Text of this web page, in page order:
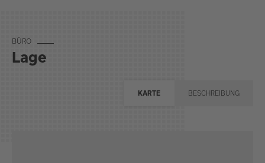
BÜ­RO
Lage
KARTE BESCHREIBUNG